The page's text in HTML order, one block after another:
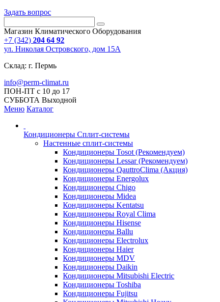
Задать вопрос
Магазин Климатического Оборудования
+7 (342) 204 64 92
ул. Николая Островского, дом 15А
Склад: г. Пермь
info@perm-climat.ru
ПОН-ПТ с 10 до 17
СУББОТА Выходной
Меню Каталог
Кондиционеры Сплит-системы
Настенные сплит-системы
Кондиционеры Tosot (Рекомендуем)
Кондиционеры Lessar (Рекомендуем)
Кондиционеры QauttroClima (Акция)
Кондиционеры Energolux
Кондиционеры Chigo
Кондиционеры Midea
Кондиционеры Kentatsu
Кондиционеры Royal Clima
Кондиционеры Hisense
Кондиционеры Ballu
Кондиционеры Electrolux
Кондиционеры Haier
Кондиционеры MDV
Кондиционеры Daikin
Кондиционеры Mitsubishi Electric
Кондиционеры Toshiba
Кондиционеры Fujitsu